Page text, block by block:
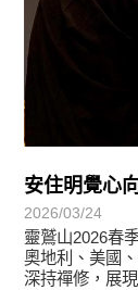
安住明覺心
2026/03/24
靈鷲山2026春
奧地利、美國
深持禪修，展